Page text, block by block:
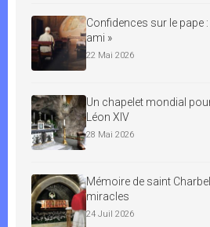
Confidences sur le pape
ami »
22 Mai 2026
Un chapelet mondial
Léon XIV
28 Mai 2026
Mémoire de saint
miracles
24 Juil 2026